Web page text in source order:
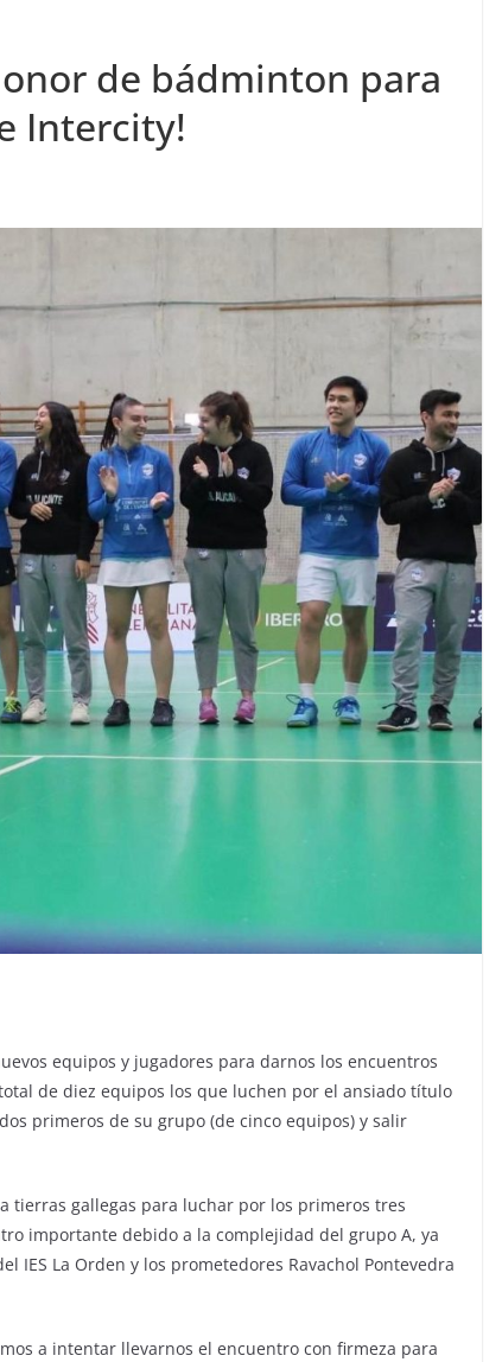
de bádminton para
Intercity!
equipos y jugadores para darnos los encuentros
de diez equipos los que luchen por el ansiado título
primeros de su grupo (de cinco equipos) y salir
tierras gallegas para luchar por los primeros tres
importante debido a la complejidad del grupo A, ya
IES La Orden y los prometedores Ravachol Pontevedra
a intentar llevarnos el encuentro con firmeza para